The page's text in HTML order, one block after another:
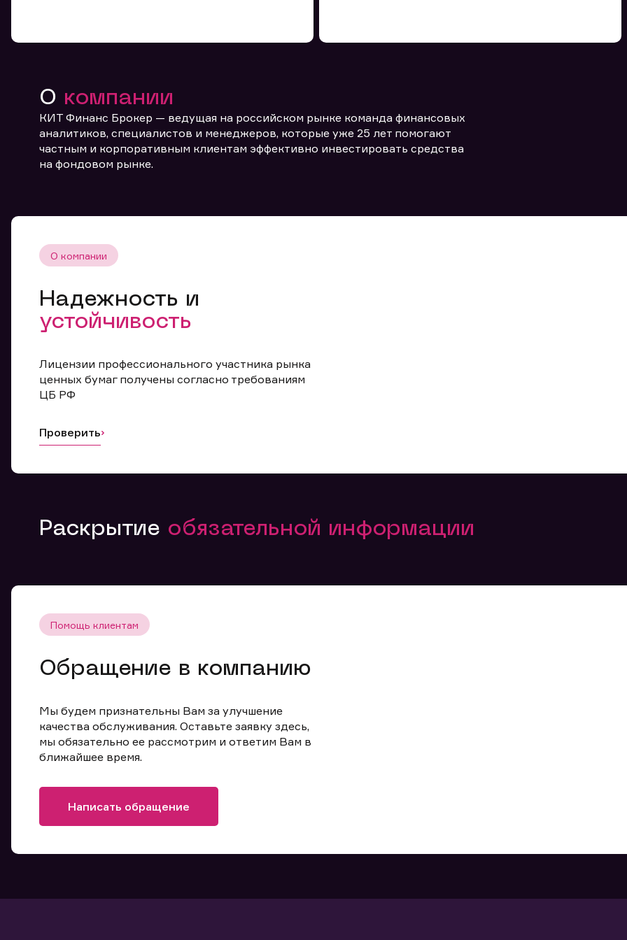
О компании
КИТ Финанс Брокер — ведущая на российском рынке команда финансовых
аналитиков, специалистов и менеджеров, которые уже 25 лет помогают
частным и корпоративным клиентам эффективно инвестировать средства
на фондовом рынке.
О компании
Надежность и
устойчивость
Лицензии профессионального участника рынка
ценных бумаг получены согласно требованиям
ЦБ РФ
Проверить
Раскрытие обязательной информации
Помощь клиентам
Обращение в компанию
Мы будем признательны Вам за улучшение
качества обслуживания. Оставьте заявку здесь,
мы обязательно ее рассмотрим и ответим Вам в
ближайшее время.
Написать обращение
Отправить заявку